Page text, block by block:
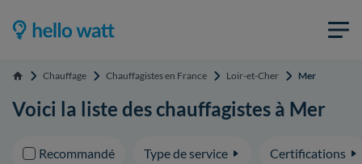
Accueil Chauffage Chauffagistes en France Loir-et-Cher Mer
Voici la liste des chauffagistes à Mer
Recommandé Type de service Certifications